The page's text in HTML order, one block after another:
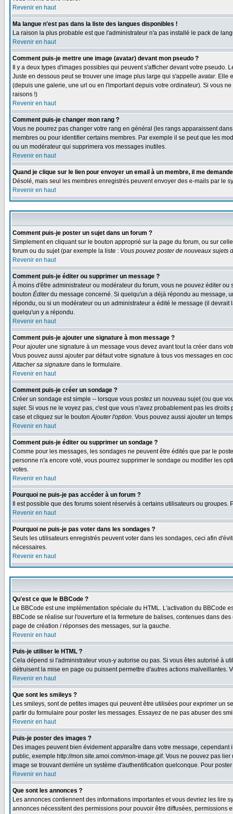
Revenir en haut
Ma langue n'est pas dans la liste des langues disponibles !
La raison la plus probable est que l'administrateur n'a pas installé le pack de
Revenir en haut
Comment puis-je mettre une image (avatar) devant mon pseudo ?
Il y a deux types d'images possibles qui peuvent s'afficher devant votre
Juste en dessous peut se trouver une image plus large qui s'appelle avatar. Elle
(depuis une galerie, une url ou en l'important depuis votre ordinateur). Si vous
raisons !)
Revenir en haut
Comment puis-je changer mon rang ?
Vous ne pourrez pas changer votre rang en général (les rangs apparaissent
membres ou pour identifier certains membres. Par exemple il se peut que les
ou un modérateur qui supprimera vos messages inutiles.
Revenir en haut
Quand je clique sur le lien pour envoyer un email à un membre, il me
Désolé, mais seul les membres enregistrés peuvent envoyer des e-mails par le
Revenir en haut
Comment puis-je poster un sujet dans un forum ?
Simplement en cliquant sur le bouton approprié sur la page du forum, ou sur
forum ou du sujet (par exemple la liste : Vous pouvez poster de nouveaux sujets
Revenir en haut
Comment puis-je éditer ou supprimer un message ?
À moins d'être administrateur ou modérateur du forum, vous ne pouvez éditer
bouton Éditerdu message concerné. Si quelqu'un a déjà répondu au message,
répondu, ou si un modérateur ou un administrateur a édité le message (il
quelqu'un y a répondu.
Revenir en haut
Comment puis-je ajouter une signature à mon message ?
Pour ajouter une signature à un message vous devez avant tout la créer dans
Vous pouvez aussi ajouter par défaut votre signature à tous vos messages en
Attacher sa signature dans le formulaire.
Revenir en haut
Comment puis-je créer un sondage ?
Créer un sondage est simple -- lorsque vous postez un nouveau sujet (ou que
sujet. Si vous ne le voyez pas, c'est que vous n'avez probablement pas les
case et cliquez sur le boutonAjouter l'option. Vous pouvez aussi ajouter un
Revenir en haut
Comment puis-je éditer ou supprimer un sondage ?
Comme pour les messages, les sondages ne peuvent être édités que par le
personne n'a encore voté, vous pourrez supprimer le sondage ou modifier les
votes.
Revenir en haut
Pourquoi ne puis-je pas accéder à un forum ?
Il est possible que des forums soient réservés à certains utilisateurs ou
Revenir en haut
Pourquoi ne puis-je pas voter dans les sondages ?
Seuls les utilisateurs enregistrés peuvent voter dans les sondages, ceci afin
nécessaires.
Revenir en haut
Qu'est ce que le BBCode ?
Le BBCode est une implémentation spéciale du HTML. L'activation du BBCode
BBCode se réalise sur l'ouverture et la fermeture de balises, contenues dans
page de création / réponses des messages, sur la gauche.
Revenir en haut
Puis-je utiliser le HTML ?
Cela dépend si l'administrateur vous-y autorise ou pas. Si vous êtes autorisé à
détruisent la mise en page ou puissent permettre d'autres actions
Revenir en haut
Que sont les smileys ?
Les smileys, sont de petites images qui peuvent être utilisées pour exprimer un
partir du formulaire pour poster les messages. Essayez de ne pas abuser des
Revenir en haut
Puis-je poster des images ?
Des images peuvent bien évidement apparaître dans votre message,
public, exemple http://mon.site.amoi.com/mon-image.gif. Vous ne pouvez pas
image se trouvant derrière un système d'authentification quelconque. Pour
Revenir en haut
Que sont les annonces ?
Les annonces contiennent des informations importantes et vous devriez les lire
annonces nécessitent des permissions pour pouvoir être diffusées, permissions